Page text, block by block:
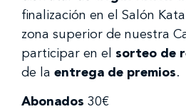
finalización en el Salón
zona superior de nuestra
participar en el sorteo de
de la entrega de premios.
Abonados 30€